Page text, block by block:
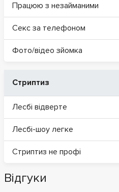
Працюю з незайманими
Секс за телефоном
Фото/відео зйомка
Стриптиз
Лесбі відверте
Лесбі-шоу легке
Стриптиз не профі
Відгуки